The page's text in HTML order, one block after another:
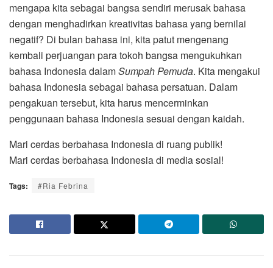
mengapa kita sebagai bangsa sendiri merusak bahasa
dengan menghadirkan kreativitas bahasa yang bernilai
negatif? Di bulan bahasa ini, kita patut mengenang
kembali perjuangan para tokoh bangsa mengukuhkan
bahasa Indonesia dalamSumpah Pemuda. Kita mengakui
bahasa Indonesia sebagai bahasa persatuan. Dalam
pengakuan tersebut, kita harus mencerminkan
penggunaan bahasa Indonesia sesuai dengan kaidah.
Mari cerdas berbahasa Indonesia di ruang publik!
Mari cerdas berbahasa Indonesia di media sosial!
Tags: #Ria Febrina